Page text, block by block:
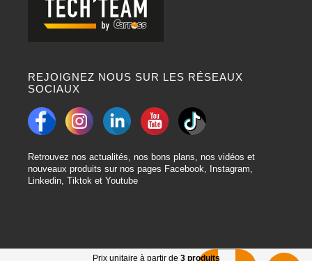
Prix unitaire à partir de 3 produits
REJOIGNEZ NOUS SUR LES RÉSEAUX
SOCIAUX
Retrouvez nos actualités, nos bons plans, nos vidéos et
nouveaux produits sur nos pages Facebook, Instagram,
Linkedin, Tiktok et Youtube